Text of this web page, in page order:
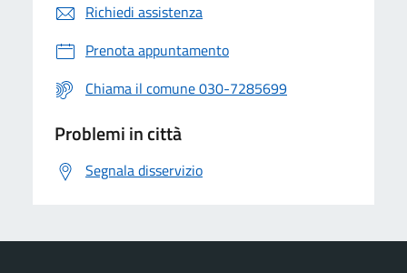
Richiedi assistenza
Prenota appuntamento
Chiama il comune 030-7285699
Problemi in città
Segnala disservizio